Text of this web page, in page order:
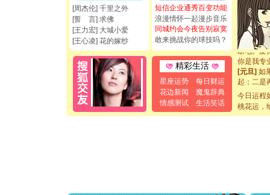
[周杰伦] 千里之外
[誓 言] 求佛
[王力宏] 大城小爱
[王心凌] 花的嫁纱
短信企业通秀百变功能
浪漫情怀一起漫步音乐
同城约会今夜告别寂寞
敢来挑战你的球技吗？
精彩生活
星座运势
每日财运
花边新闻
魔鬼辞典
情感测试
生活笑话
都要快乐
[圣诞节]
如意,快
[元旦]看
断电。爱
你是我专
[元旦]如
起；二是
离。水晶
[元旦]当
泣，这痛
卖了。水
今日运程
桃花运，